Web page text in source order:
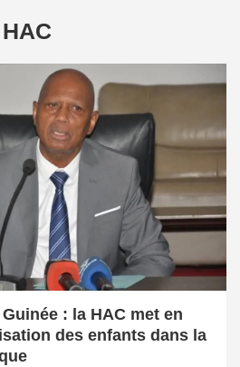
: la HAC met en
des enfants dans la